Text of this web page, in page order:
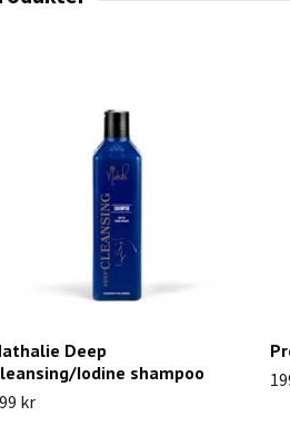
Deep
Iodine shampoo
kr